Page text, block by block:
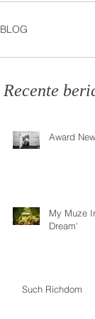
BLOG
Recente
Award
My Muze
Dream'
Such Richdom